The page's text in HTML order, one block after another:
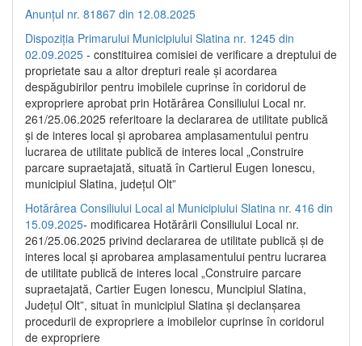
Anunțul nr. 81867 din 12.08.2025
Dispoziția Primarului Municipiului Slatina nr. 1245 din
02.09.2025 - constituirea comisiei de verificare a dreptului de
proprietate sau a altor drepturi reale și acordarea
despăgubirilor pentru imobilele cuprinse în coridorul de
expropriere aprobat prin Hotărârea Consiliului Local nr.
261/25.06.2025 referitoare la declararea de utilitate publică
și de interes local și aprobarea amplasamentului pentru
lucrarea de utilitate publică de interes local „Construire
parcare supraetajată, situată în Cartierul Eugen Ionescu,
municipiul Slatina, județul Olt”
Hotărârea Consiliului Local al Municipiului Slatina nr. 416 din
15.09.2025- modificarea Hotărârii Consiliului Local nr.
261/25.06.2025 privind declararea de utilitate publică și de
interes local și aprobarea amplasamentului pentru lucrarea
de utilitate publică de interes local „Construire parcare
supraetajată, Cartier Eugen Ionescu, Muncipiul Slatina,
Județul Olt”, situat în municipiul Slatina și declanșarea
procedurii de expropriere a imobilelor cuprinse în coridorul
de expropriere